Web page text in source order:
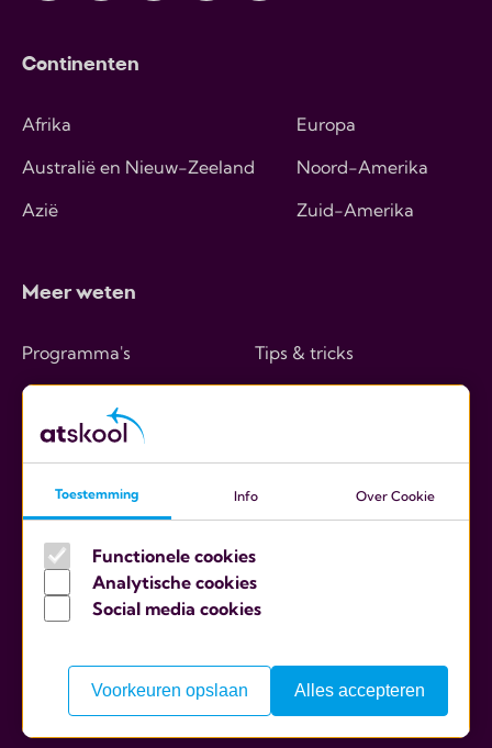
Continenten
Afrika
Australië en Nieuw-Zeeland
Azië
Europa
Noord-Amerika
Zuid-Amerika
Meer weten
Programma's
Hoe werkt het
Kosten
Scholen
Tips & tricks
Algemene voorwaarden
Toestemming Info Over Cookie
Functionele cookies
Analytische cookies
Social media cookies
Voorkeuren opslaan Alles accepteren